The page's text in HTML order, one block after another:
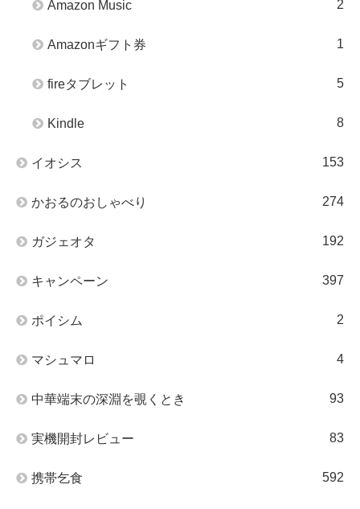
Amazon Music 2
Amazonギフト券 1
fireタブレット 5
Kindle 8
イオシス 153
かおるのおしゃべり 274
ガジェオタ 192
キャンペーン 397
ポイシム 2
マシュマロ 4
中華端末の深淵を覗くとき 93
実機開封レビュー 83
携帯乞食 592